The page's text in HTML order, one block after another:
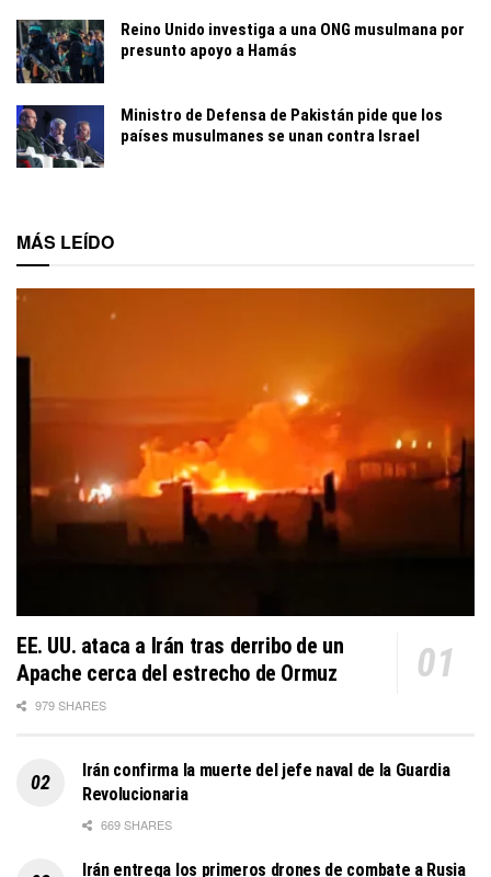
Reino Unido investiga a una ONG musulmana por
presunto apoyo a Hamás
Ministro de Defensa de Pakistán pide que los
países musulmanes se unan contra Israel
MÁS LEÍDO
EE. UU. ataca a Irán tras derribo de un
Apache cerca del estrecho de Ormuz
979 SHARES
Irán confirma la muerte del jefe naval de la Guardia
Revolucionaria
669 SHARES
Irán entrega los primeros drones de combate a Rusia